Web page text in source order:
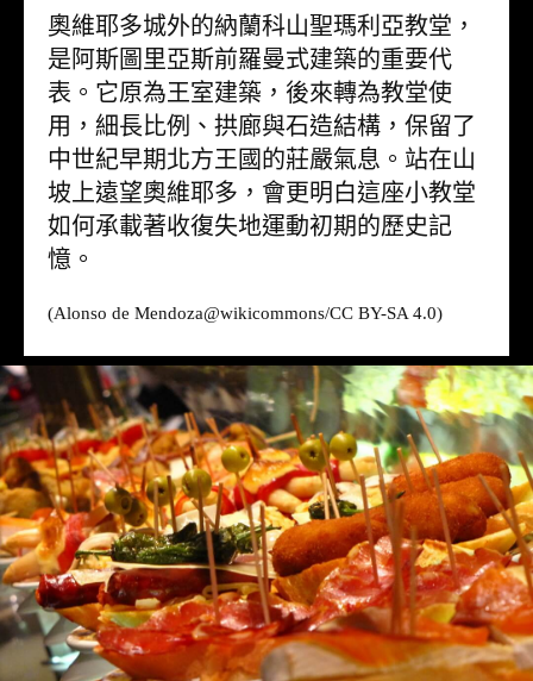
奧維耶多城外的納蘭科山聖瑪利亞教堂，
是阿斯圖里亞斯前羅曼式建築的重要代
表。它原為王室建築，後來轉為教堂使
用，細長比例、拱廊與石造結構，保留了
中世紀早期北方王國的莊嚴氣息。站在山
坡上遠望奧維耶多，會更明白這座小教堂
如何承載著收復失地運動初期的歷史記
憶。
(Alonso de Mendoza@wikicommons/CC BY-SA 4.0)